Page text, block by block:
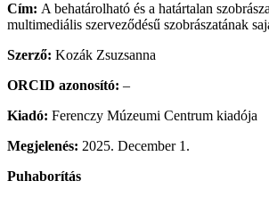
Cím: A behatárolható és a határtalan
multimediális szerveződésű szobrászatának
Szerző: Kozák Zsuzsanna
ORCID azonosító: –
Kiadó: Ferenczy Múzeumi Centrum kiadója
Megjelenés: 2025. December 1.
Puhaborítás